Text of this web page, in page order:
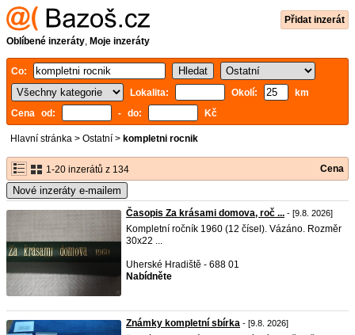
Přidat inzerát
Oblíbené inzeráty, Moje inzeráty
Co:
Lokalita:
Okolí:
km
Cena od:
- do: Kč
Hlavní stránka > Ostatní > kompletni rocnik
1-20 inzerátů z 134 Cena
Nové inzeráty e-mailem
Časopis Za krásami domova, roč ... - [9.8. 2026]
Kompletní ročník 1960 (12 čísel). Vázáno. Rozměr
30x22 ...
Uherské Hradiště - 688 01
Nabídněte
Známky kompletní sbírka - [9.8. 2026]